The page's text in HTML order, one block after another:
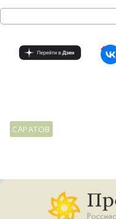
М
САРАТОВ